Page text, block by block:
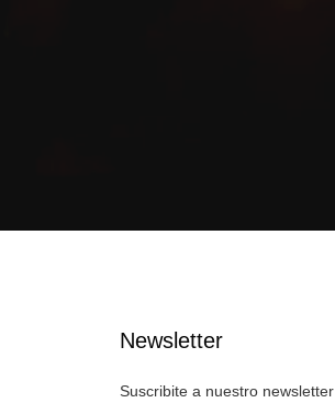
Newsletter
Suscribite a nuestro newsletter